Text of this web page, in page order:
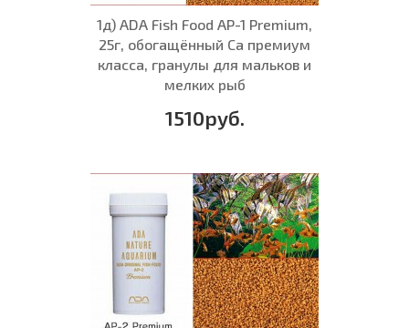
1д) ADA Fish Food AP-1 Premium,
25г, обогащённый Са премиум
класса, гранулы для мальков и
мелких рыб
1510руб.